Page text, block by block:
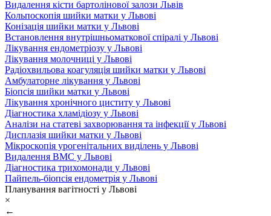
Видалення кісти бартолінової залози Львів
Кольпоскопія шийки матки у Львові
Конізація шийки матки у Львові
Встановлення внутрішньоматкової спіралі у Львові
Лікування ендометріозу у Львові
Лікування молочниці у Львові
Радіохвильова коагуляція шийки матки у Львові
Амбулаторне лікування у Львові
Біопсія шийки матки у Львові
Лікування хронічного циститу у Львові
Діагностика хламідіозу у Львові
Аналізи на статеві захворювання та інфекції у Львові
Дисплазія шийки матки у Львові
Мікроскопія урогенітальних виділень у Львові
Видалення ВМС у Львові
Діагностика трихомонади у Львові
Пайпель-біопсія ендометрія у Львові
Планування вагітності у Львові
×
←